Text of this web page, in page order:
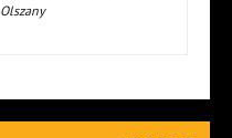
Olszany